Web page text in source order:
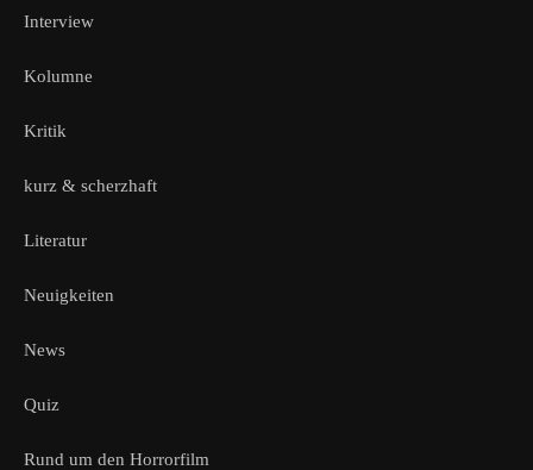
Interview
Kolumne
Kritik
kurz & scherzhaft
Literatur
Neuigkeiten
News
Quiz
Rund um den Horrorfilm